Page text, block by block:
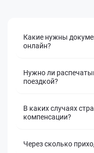
Какие нужны
онлайн?
Нужно ли
поездкой?
В каких случаях
компенсации?
Через сколько